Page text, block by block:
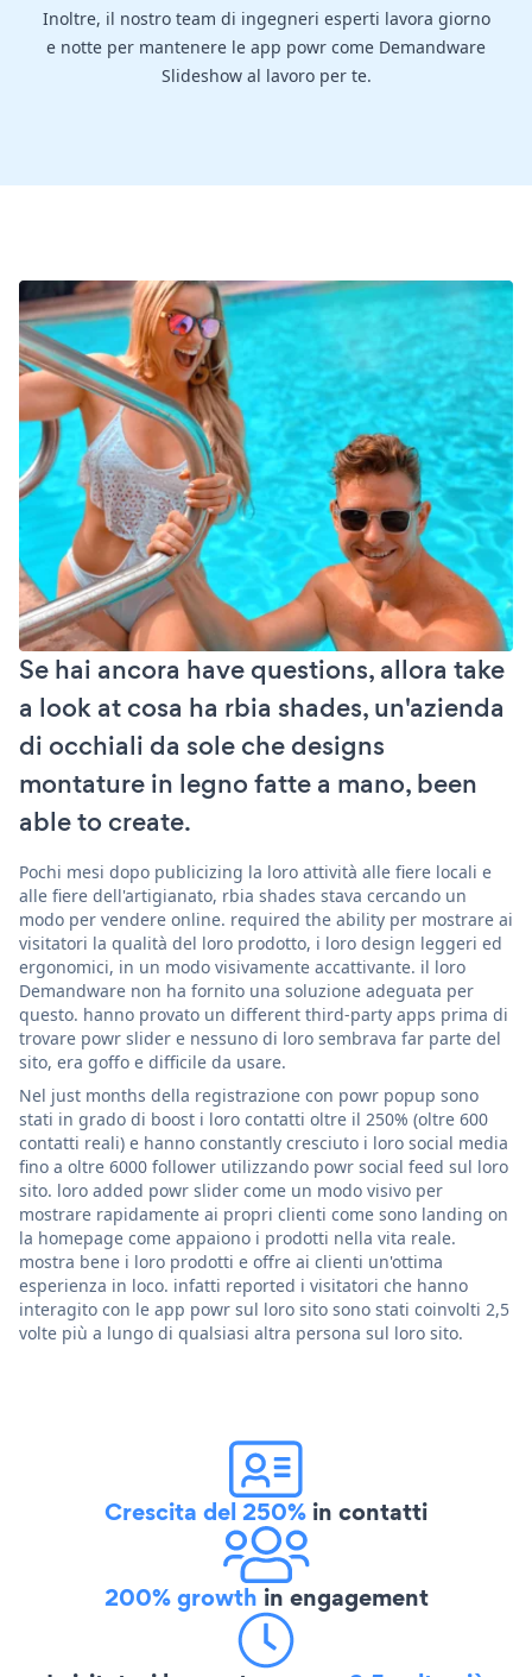
Inoltre, il nostro team di ingegneri esperti lavora giorno
e notte per mantenere le app powr come Demandware
Slideshow al lavoro per te.
Se hai ancora have questions, allora take
a look at cosa ha rbia shades, un'azienda
di occhiali da sole che designs
montature in legno fatte a mano, been
able to create.
Pochi mesi dopo publicizing la loro attività alle fiere locali e
alle fiere dell'artigianato, rbia shades stava cercando un
modo per vendere online. required the ability per mostrare ai
visitatori la qualità del loro prodotto, i loro design leggeri ed
ergonomici, in un modo visivamente accattivante. il loro
Demandware non ha fornito una soluzione adeguata per
questo. hanno provato un different third-party apps prima di
trovare powr slider e nessuno di loro sembrava far parte del
sito, era goffo e difficile da usare.
Nel just months della registrazione con powr popup sono
stati in grado di boost i loro contatti oltre il 250% (oltre 600
contatti reali) e hanno constantly cresciuto i loro social media
fino a oltre 6000 follower utilizzando powr social feed sul loro
sito. loro added powr slider come un modo visivo per
mostrare rapidamente ai propri clienti come sono landing on
la homepage come appaiono i prodotti nella vita reale.
mostra bene i loro prodotti e offre ai clienti un'ottima
esperienza in loco. infatti reported i visitatori che hanno
interagito con le app powr sul loro sito sono stati coinvolti 2,5
volte più a lungo di qualsiasi altra persona sul loro sito.
Crescita del 250% in contatti
200% growth in engagement